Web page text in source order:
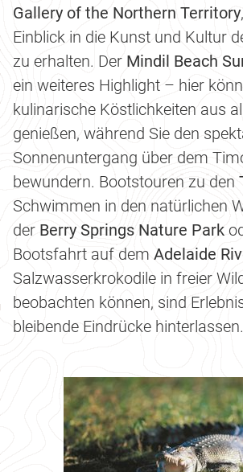
Gallery of the Northern Territory
Einblick in die Kunst und Kultur
zu erhalten. Der Mindil Beach
ein weiteres Highlight – hier
kulinarische Köstlichkeiten aus
genießen, während Sie den
Sonnenuntergang über dem
bewundern. Bootstouren zu den
Schwimmen in den natürlichen
der Berry Springs Nature Park
Bootsfahrt auf dem Adelaide
Salzwasserkrokodile in freier
beobachten können, sind
bleibende Eindrücke hinterlassen.